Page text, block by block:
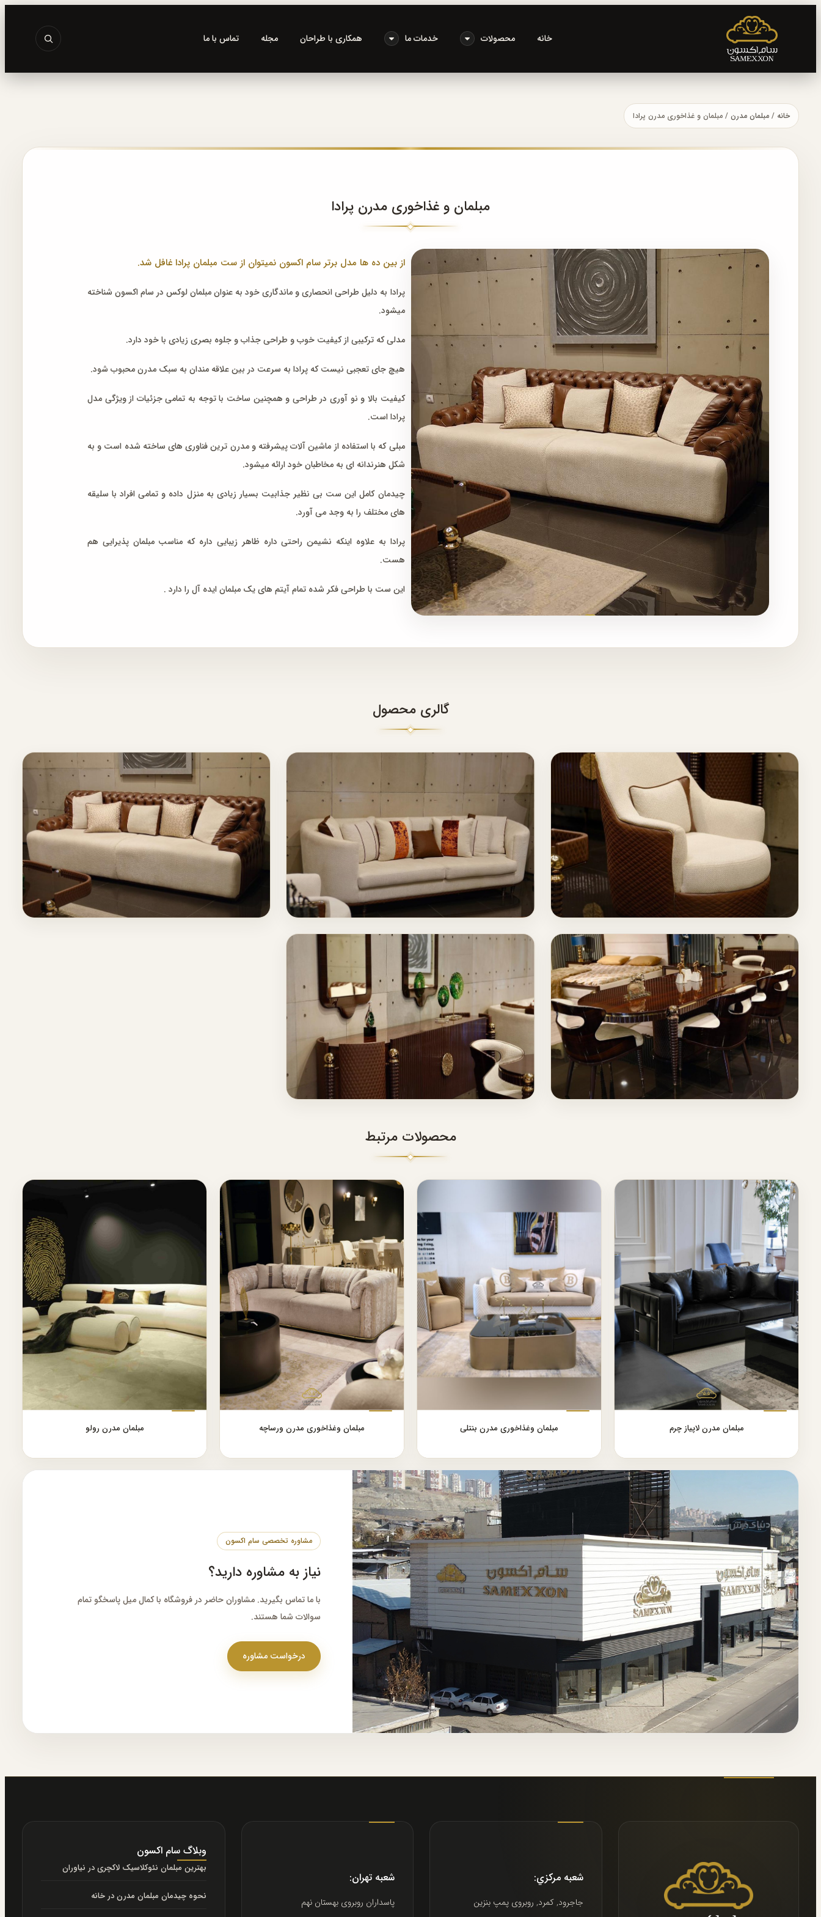
خانه محصولات خدمات ما همکاری با طراحان مجله تماس با ما
خانه / مبلمان مدرن / مبلمان و غذاخوری مدرن پرادا
مبلمان و غذاخوری مدرن پرادا
از بین ده ها مدل برتر سام اکسون نمیتوان از ست مبلمان پرادا غافل شد.
پرادا به دلیل طراحی انحصاری و ماندگاری خود به عنوان مبلمان لوکس در سام اکسون شناخته
میشود.
مدلی که ترکیبی از کیفیت خوب و طراحی جذاب و جلوه بصری زیادی با خود دارد.
هیچ جای تعجبی نیست که پرادا به سرعت در بین علاقه مندان به سبک مدرن محبوب شود.
کیفیت بالا و نو آوری در طراحی و همچنین ساخت با توجه به تمامی جزئیات از ویژگی مدل
پرادا است.
مبلی که با استفاده از ماشین آلات پیشرفته و مدرن ترین فناوری های ساخته شده است و به
شکل هنرندانه ای به مخاطبان خود ارائه میشود.
چیدمان کامل این ست بی نظیر جذابیت بسیار زیادی به منزل داده و تمامی افراد با سلیقه
های مختلف را به وجد می آورد.
پرادا به علاوه اینکه نشیمن راحتی داره ظاهر زیبایی داره که مناسب مبلمان پذیرایی هم
هست.
این ست با طراحی فکر شده تمام آیتم های یک مبلمان ایده آل را دارد .
گالری محصول
محصولات مرتبط
مبلمان مدرن لاپیاز چرم مبلمان وغذاخوری مدرن بنتلی مبلمان وغذاخوری مدرن ورساچه مبلمان مدرن رولو
نیاز به مشاوره دارید؟
با ما تماس بگیرید. مشاوران حاضر در فروشگاه با کمال میل پاسخگو تمام
سوالات شما هستند.
درخواست مشاوره
شعبه مركزي:
جاجرود, كمرد, روبروى پمپ بنزين
شعبه تهران:
پاسداران روبروى بهستان نهم
وبلاگ سام اکسون
بهترین مبلمان نئوکلاسیک لاکچری در نیاوران
نحوه چیدمان مبلمان مدرن در خانه